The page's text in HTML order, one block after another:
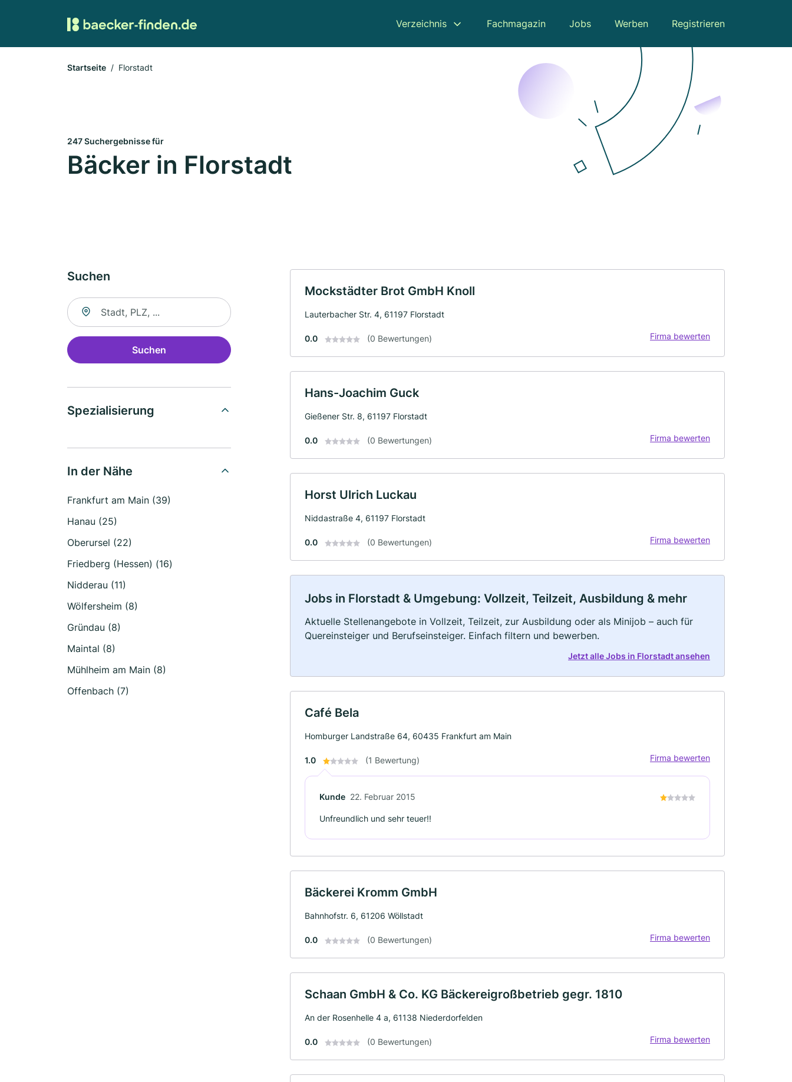
Verzeichnis Fachmagazin Jobs Werben Registrieren
Startseite Florstadt
247 Suchergebnisse für
Bäcker in Florstadt
Suchen
Suche nach Ort
Suchen
Spezialisierung
In der Nähe
Frankfurt am Main (39)
Hanau (25)
Oberursel (22)
Friedberg (Hessen) (16)
Nidderau (11)
Wölfersheim (8)
Gründau (8)
Maintal (8)
Mühlheim am Main (8)
Offenbach (7)
Mockstädter Brot GmbH Knoll
Lauterbacher Str. 4, 61197 Florstadt
0.0 (0 Bewertungen) Firma bewerten
Hans-Joachim Guck
Gießener Str. 8, 61197 Florstadt
0.0 (0 Bewertungen) Firma bewerten
Horst Ulrich Luckau
Niddastraße 4, 61197 Florstadt
0.0 (0 Bewertungen) Firma bewerten
Jobs in Florstadt & Umgebung: Vollzeit, Teilzeit, Ausbildung & mehr
Aktuelle Stellenangebote in Vollzeit, Teilzeit, zur Ausbildung oder als Minijob – auch für
Quereinsteiger und Berufseinsteiger. Einfach filtern und bewerben.
Jetzt alle Jobs in Florstadt ansehen
Café Bela
Homburger Landstraße 64, 60435 Frankfurt am Main
1.0 (1 Bewertung) Firma bewerten
Kunde 22. Februar 2015
Unfreundlich und sehr teuer!!
Bäckerei Kromm GmbH
Bahnhofstr. 6, 61206 Wöllstadt
0.0 (0 Bewertungen) Firma bewerten
Schaan GmbH & Co. KG Bäckereigroßbetrieb gegr. 1810
An der Rosenhelle 4 a, 61138 Niederdorfelden
0.0 (0 Bewertungen) Firma bewerten